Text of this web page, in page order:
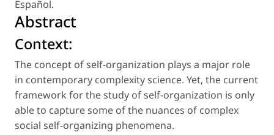
Español.
Abstract
Context:
The concept of self-organization plays a major role
in contemporary complexity science. Yet, the current
framework for the study of self-organization is only
able to capture some of the nuances of complex
social self-organizing phenomena.